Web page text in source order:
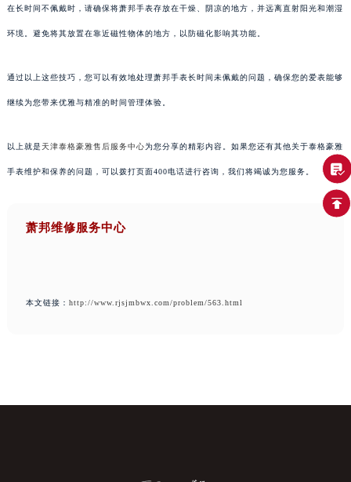
在长时间不佩戴时，请确保将萧邦手表存放在干燥、阴凉的地方，并远离直射阳光和潮湿
环境。避免将其放置在靠近磁性物体的地方，以防磁化影响其功能。
通过以上这些技巧，您可以有效地处理萧邦手表长时间未佩戴的问题，确保您的爱表能够
继续为您带来优雅与精准的时间管理体验。
以上就是天津泰格豪雅售后服务中心为您分享的精彩内容。如果您还有其他关于泰格豪雅
手表维护和保养的问题，可以拨打页面400电话进行咨询，我们将竭诚为您服务。
萧邦维修服务中心
本文链接： http://www.rjsjmbwx.com/problem/563.html